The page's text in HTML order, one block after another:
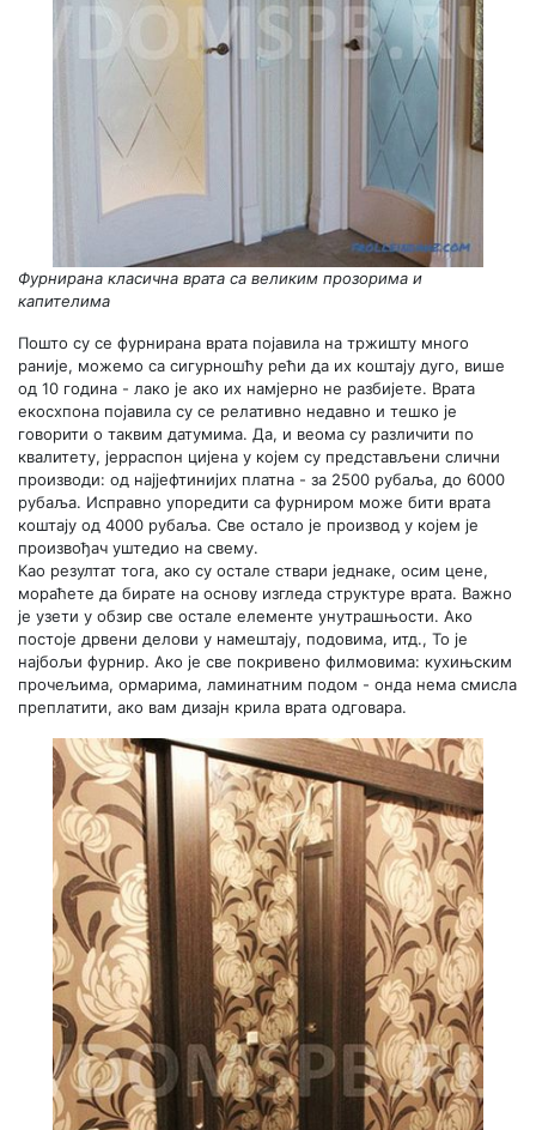
Фурнирана класична врата са великим прозорима и
капителима
Пошто су се фурнирана врата појавила на тржишту много
раније, можемо са сигурношћу рећи да их коштају дуго, више
од 10 година - лако је ако их намјерно не разбијете. Врата
екосхпона појавила су се релативно недавно и тешко је
говорити о таквим датумима. Да, и веома су различити по
квалитету, јерраспон цијена у којем су представљени слични
производи: од најјефтинијих платна - за 2500 рубаља, до 6000
рубаља. Исправно упоредити са фурниром може бити врата
коштају од 4000 рубаља. Све остало је производ у којем је
произвођач уштедио на свему.
Као резултат тога, ако су остале ствари једнаке, осим цене,
мораћете да бирате на основу изгледа структуре врата. Важно
је узети у обзир све остале елементе унутрашњости. Ако
постоје дрвени делови у намештају, подовима, итд., То је
најбољи фурнир. Ако је све покривено филмовима: кухињским
прочељима, ормарима, ламинатним подом - онда нема смисла
преплатити, ако вам дизајн крила врата одговара.